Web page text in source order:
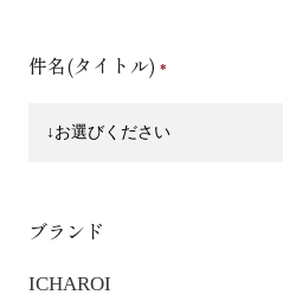
件名(タイトル)
ブランド
ICHAROI